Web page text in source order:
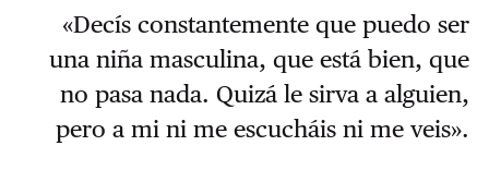
«Decís constantemente que puedo ser
una niña masculina, que está bien, que
no pasa nada. Quizá le sirva a alguien,
pero a mi ni me escucháis ni me veis».